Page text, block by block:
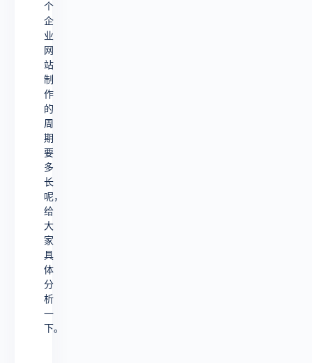
个
企
业
网
站
制
作
的
周
期
要
多
长
呢，
给
大
家
具
体
分
析
一
下。